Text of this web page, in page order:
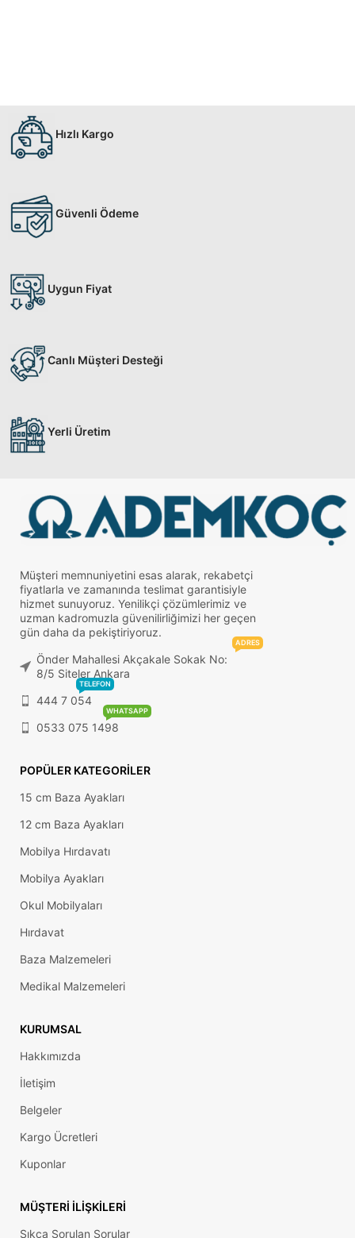
Hızlı Kargo
Güvenli Ödeme
Uygun Fiyat
Canlı Müşteri Desteği
Yerli Üretim
Müşteri memnuniyetini esas alarak, rekabetçi
fiyatlarla ve zamanında teslimat garantisiyle
hizmet sunuyoruz. Yenilikçi çözümlerimiz ve
uzman kadromuzla güvenilirliğimizi her geçen
gün daha da pekiştiriyoruz.
Önder Mahallesi Akçakale Sokak No:
8/5 Siteler Ankara
ADRES
444 7 054
TELEFON
0533 075 1498
WHATSAPP
POPÜLER KATEGORILER
15 cm Baza Ayakları
12 cm Baza Ayakları
Mobilya Hırdavatı
Mobilya Ayakları
Okul Mobilyaları
Hırdavat
Baza Malzemeleri
Medikal Malzemeleri
KURUMSAL
Hakkımızda
İletişim
Belgeler
Kargo Ücretleri
Kuponlar
MÜŞTERI İLIŞKILERI
Sıkça Sorulan Sorular